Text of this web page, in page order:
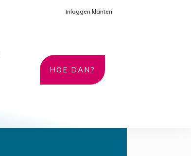
Inloggen klanten
HOE DAN?